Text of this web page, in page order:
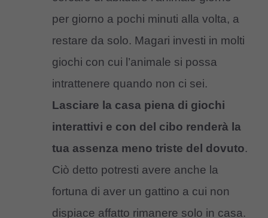
per giorno a pochi minuti alla volta, a
restare da solo. Magari investi in molti
giochi con cui l’animale si possa
intrattenere quando non ci sei.
Lasciare la casa piena di giochi
interattivi e con del cibo renderà la
tua assenza meno triste del dovuto.
Ciò detto potresti avere anche la
fortuna di aver un gattino a cui non
dispiace affatto rimanere solo in casa.